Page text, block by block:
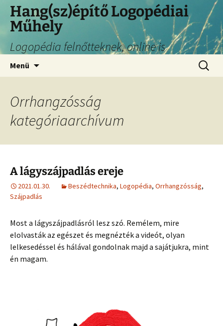
Hang(sz)építő Logopédiai
Műhely
Logopédia felnőtteknek, online is
Menü
Orrhangzósság
kategóriaarchívum
A lágyszájpadlás ereje
2021.01.30. Beszédtechnika, Logopédia, Orrhangzósság,
Szájpadlás
Most a lágyszájpadlásról lesz szó. Remélem, mire
elolvasták az egészet és megnézték a videót, olyan
lelkesedéssel és hálával gondolnak majd a sajátjukra, mint
én magam.